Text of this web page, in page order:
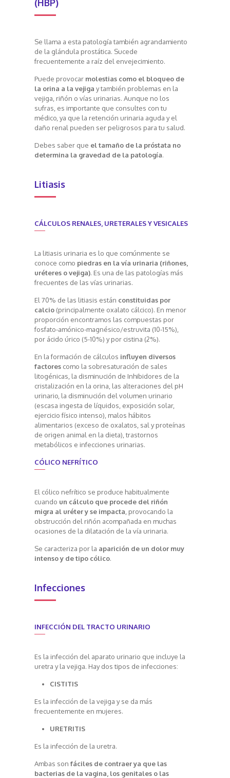
(HBP)
Se llama a esta patología también agrandamiento
de la glándula prostática. Sucede
frecuentemente a raíz del envejecimiento.
Puede provocarmolestias como el bloqueo de
la orina a la vejiga y también problemas en la
vejiga, riñón o vías urinarias. Aunque no los
sufras, es importante que consultes con tu
médico, ya que la retención urinaria aguda y el
daño renal pueden ser peligrosos para tu salud.
Debes saber que el tamaño de la próstata no
determina la gravedad de la patología.
Litiasis
CÁLCULOS RENALES, URETERALES Y VESICALES
La litiasis urinaria es lo que comúnmente se
conoce como piedras en la vía urinaria (riñones,
uréteres o vejiga). Es una de las patologías más
frecuentes de las vías urinarias.
El 70% de las litiasis están constituidas por
calcio (principalmente oxalato cálcico). En menor
proporción encontramos las compuestas por
fosfato-amónico-magnésico/estruvita (10-15%),
por ácido úrico (5-10%) y por cistina (2%).
En la formación de cálculos influyen diversos
factores como la sobresaturación de sales
litogénicas, la disminución de Inhibidores de la
cristalización en la orina, las alteraciones del pH
urinario, la disminución del volumen urinario
(escasa ingesta de líquidos, exposición solar,
ejercicio físico intenso), malos hábitos
alimentarios (exceso de oxalatos, sal y proteínas
de origen animal en la dieta), trastornos
metabólicos e infecciones urinarias.
CÓLICO NEFRÍTICO
El cólico nefrítico se produce habitualmente
cuando un cálculo que procede del riñón
migra al uréter y se impacta, provocando la
obstrucción del riñón acompañada en muchas
ocasiones de la dilatación de la vía urinaria.
Se caracteriza por la aparición de un dolor muy
intenso y de tipo cólico.
Infecciones
INFECCIÓN DEL TRACTO URINARIO
Es la infección del aparato urinario que incluye la
uretra y la vejiga. Hay dos tipos de infecciones:
CISTITIS
Es la infección de la vejiga y se da más
frecuentemente en mujeres.
URETRITIS
Es la infección de la uretra.
Ambas son fáciles de contraer ya que las
bacterias de la vagina, los genitales o las